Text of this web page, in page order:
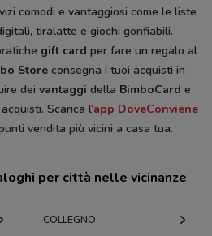
comodi e vantaggiosi come le liste
tiralatte e giochi gonfiabili.
gift card per fare un regalo al
Store consegna i tuoi acquisti in
dei vantaggi della BimboCard e
Scarica l’app DoveConviene
vendita più vicini a casa tua.
per città nelle vicinanze
COLLEGNO